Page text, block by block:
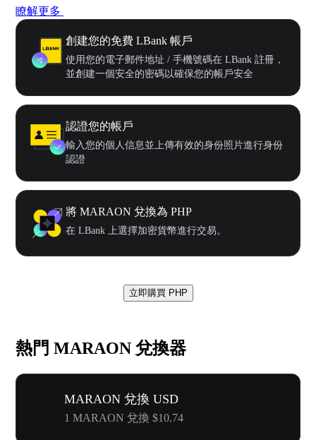
瞭解更多
創建您的免費 LBank 帳戶
使用您的電子郵件地址 / 手機號碼在 LBank 註冊，
並創建一個安全的密碼以確保您的帳戶安全
認證您的帳戶
輸入您的個人信息並上傳有效的身份照片進行身份
認證
將 MARAON 兌換為 PHP
在 LBank 上選擇加密貨幣進行交易。
立即購買 PHP
熱門 MARAON 兌換器
MARAON 兌換 USD
1 MARAON 兌換 $10.74